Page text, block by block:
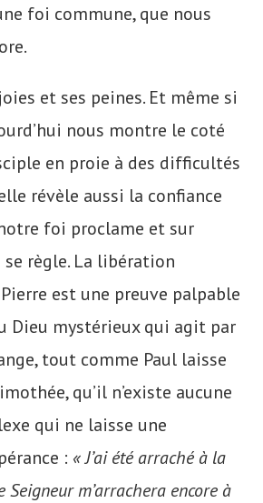
foi commune, que nous
et ses peines. Et même si
nous montre le coté
en proie à des difficultés
révèle aussi la confiance
foi proclame et sur
règle. La libération
est une preuve palpable
Dieu mystérieux qui agit par
tout comme Paul laisse
qu’il n’existe aucune
qui ne laisse une
: « J’ai été arraché à la
m’arrachera encore à